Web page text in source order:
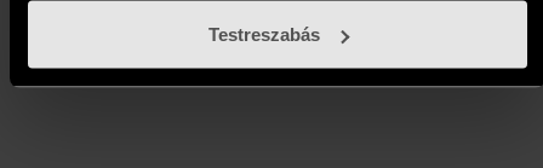
Testreszabás